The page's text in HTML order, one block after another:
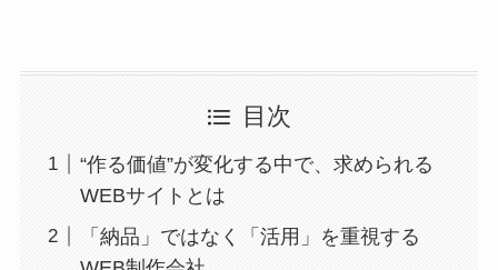
目次
“作る価値”が変化する中で、求められる
WEBサイトとは
「納品」ではなく「活用」を重視する